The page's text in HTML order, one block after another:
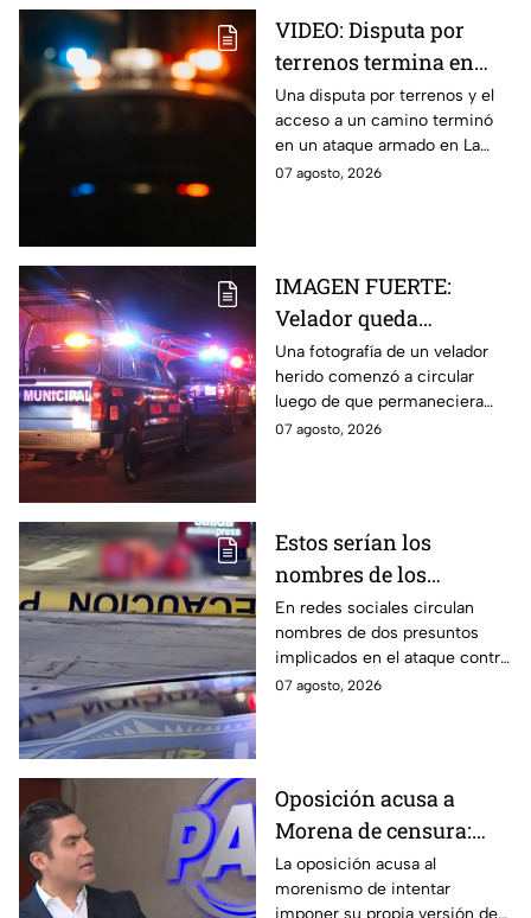
VIDEO: Disputa por
terrenos termina en
ataque armado en
Chihuahua; padre
muere y su hijo queda
herido
Una disputa por terrenos y el
acceso a un camino terminó
en un ataque armado en La
Regina, Chihuahua, donde un
07 agosto, 2026
IMAGEN FUERTE:
Velador queda
gravemente herido tras
ataque con arma
blanca en
Aguascalientes
Una fotografía de un velador
herido comenzó a circular
luego de que permaneciera
varias horas hospitalizado tras
07 agosto, 2026
Estos serían los
nombres de los
presuntos implicados
en ataque contra César
Gastélum en Culiacán
En redes sociales circulan
nombres de dos presuntos
implicados en el ataque contra
el creador de contenido César
07 agosto, 2026
Oposición acusa a
Morena de censura:
quiere blindar a la 4T y
convertir a sus
La oposición acusa al
morenismo de intentar